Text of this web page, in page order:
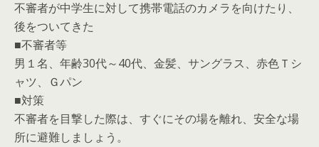
不審者が中学生に対して携帯電話のカメラを向けたり、
後をついてきた
■不審者等
男１名、年齢30代～40代、金髪、サングラス、赤色Ｔシ
ャツ、Ｇパン
■対策
不審者を目撃した際は、すぐにその場を離れ、安全な場
所に避難しましょう。